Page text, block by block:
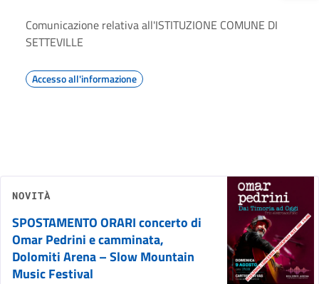
Comunicazione relativa all'ISTITUZIONE COMUNE DI
SETTEVILLE
Accesso all'informazione
NOVITÀ
SPOSTAMENTO ORARI concerto di
Omar Pedrini e camminata,
Dolomiti Arena – Slow Mountain
Music Festival